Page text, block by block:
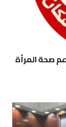
دعم صحة المرأة